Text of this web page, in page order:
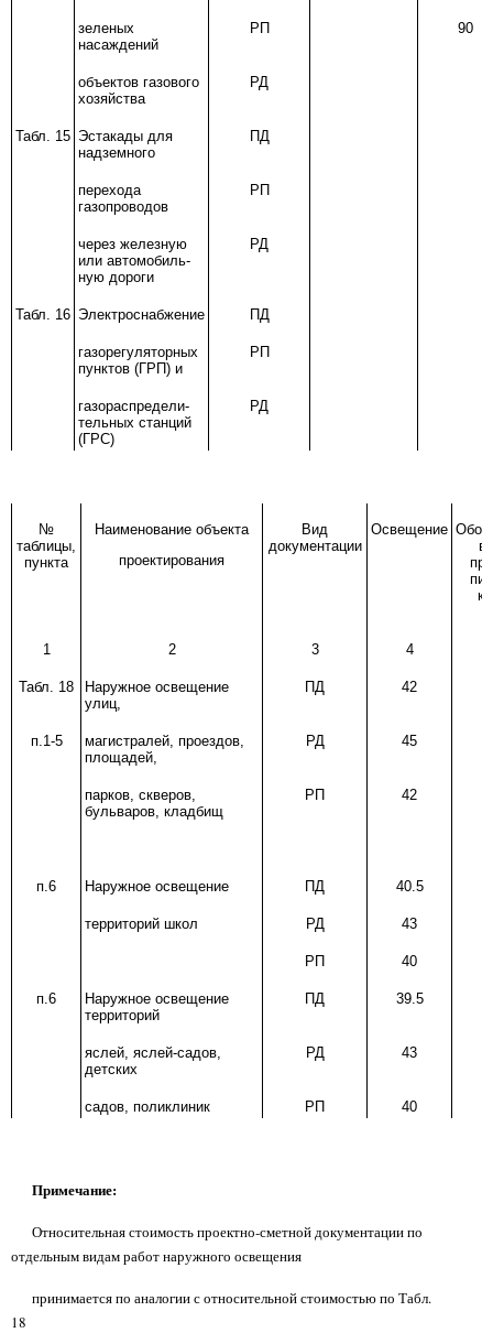
зеленых
насаждений
РП 90
объектов газового
хозяйства
РД
Табл. 15 Эстакады для
надземного
ПД
перехода
газопроводов
РП
через железную
или автомобиль-
ную дороги
РД
Табл. 16 Электроснабжение ПД
газорегуляторных
пунктов (ГРП) и
РП
газораспредели-
тельных станций
(ГРС)
РД
№
таблицы,
пункта
Наименование объекта
проектирования
Вид
документации
Освещение
1 2 3 4
Табл. 18
Наружное освещение
улиц,
ПД 42
п.1-5
магистралей, проездов,
площадей,
РД 45
парков, скверов,
бульваров, кладбищ
РП 42
п.6 Наружное освещение ПД 40.5
территорий школ РД 43
РП 40
п.6
Наружное освещение
территорий
ПД 39.5
яслей, яслей-садов,
детских
РД 43
садов, поликлиник РП 40
Примечание:
Относительная стоимость проектно-сметной документации по
отдельным видам работ наружного освещения
принимается по аналогии с относительной стоимостью по Табл.
18